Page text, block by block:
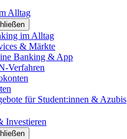
Alltag
im Alltag
& Märkte
Banking & App
Verfahren
für Student:innen & Azubis
Investieren